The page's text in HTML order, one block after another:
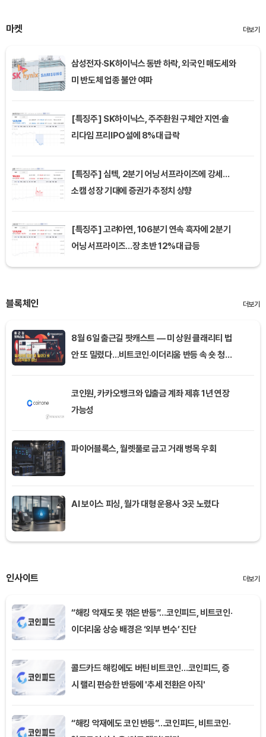
마켓 더보기
삼성전자·SK하이닉스 동반 하락, 외국인 매도세와
미 반도체 업종 불안 여파
[특징주] SK하이닉스, 주주환원 구체안 지연·솔
리다임 프리IPO설에 8%대 급락
[특징주] 심텍, 2분기 어닝 서프라이즈에 강세…
소캠 성장 기대에 증권가 추정치 상향
[특징주] 고려아연, 106분기 연속 흑자에 2분기
어닝 서프라이즈…장 초반 12%대 급등
블록체인 더보기
8월 6일 출근길 팟캐스트 — 미 상원 클래리티 법
안 또 밀렸다…비트코인·이더리움 반등 속 숏 청산
코인원, 카카오뱅크와 입출금 계좌 제휴 1년 연장
가능성
파이어블록스, 월렛풀로 금고 거래 병목 우회
AI 보이스 피싱, 월가 대형 운용사 3곳 노렸다
인사이트 더보기
“해킹 악재도 못 꺾은 반등”…코인피드, 비트코인·
이더리움 상승 배경은 ‘외부 변수’ 진단
콜드카드 해킹에도 버틴 비트코인…코인피드, 증
시 랠리 편승한 반등에 '추세 전환은 아직'
“해킹 악재에도 코인 반등”…코인피드, 비트코인·